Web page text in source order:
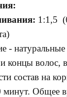
1:1,5
-
концы волос,
состав на
минут. Общее